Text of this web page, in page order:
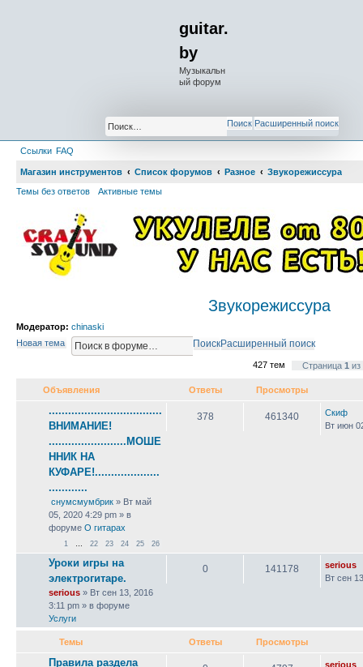
guitar.
by
Музыкальн
ый форум
Поиск Расширенный поиск
Ссылки FAQ
Магазин инструментов Список форумов Разное
Звукорежиссура
Темы без ответов
Активные темы
Звукорежиссура
Модератор: chinaski
Новая тема
ПоискРасширенный поиск
427 тем Страница 1 из
Объявления Ответы Просмотры
...................................
ВНИМАНИЕ!
........................МОШЕ
ННИК НА
КУФАРЕ!....................
............
снумсмумбрик » Вт май
05, 2020 4:29 pm » в
форуме О гитарах
1 … 22 23 24 25 26
378 461340
Скиф
Вт июн
Уроки игры на
электрогитаре.
serious » Вт сен 13, 2016
3:11 pm » в форуме
Услуги
0 141178
serious
Вт сен
Темы Ответы Просмотры
Правила раздела
serious